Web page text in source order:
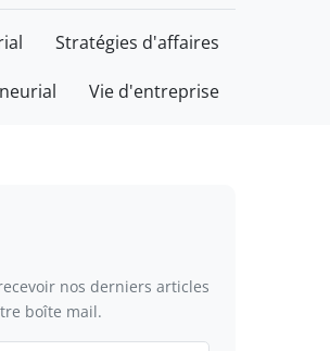
Stratégies d'affaires
Vie d'entreprise
nos derniers articles
boîte mail.